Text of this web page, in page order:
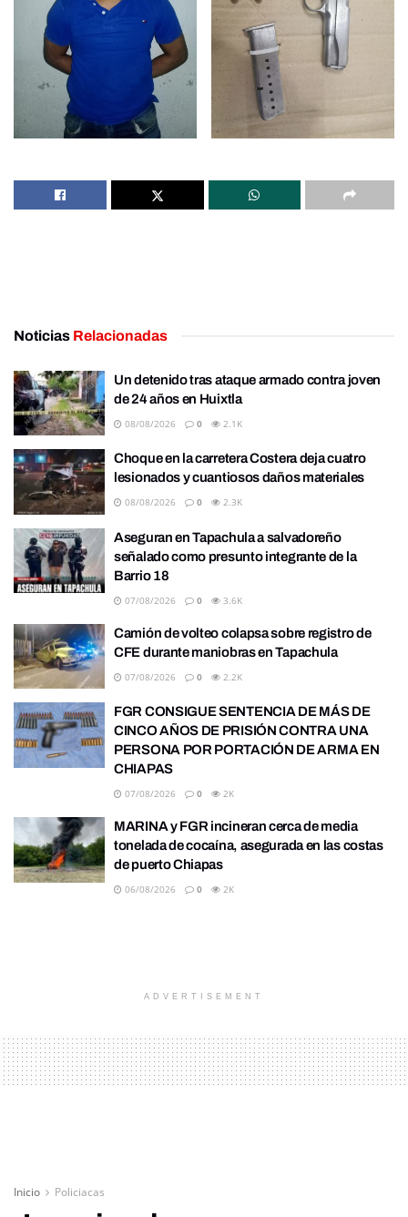
Noticias Relacionadas
Un detenido tras ataque armado contra joven
de 24 años en Huixtla
08/08/2026 0 2.1K
Choque en la carretera Costera deja cuatro
lesionados y cuantiosos daños materiales
08/08/2026 0 2.3K
Aseguran en Tapachula a salvadoreño
señalado como presunto integrante de la
Barrio 18
07/08/2026 0 3.6K
Camión de volteo colapsa sobre registro de
CFE durante maniobras en Tapachula
07/08/2026 0 2.2K
FGR CONSIGUE SENTENCIA DE MÁS DE
CINCO AÑOS DE PRISIÓN CONTRA UNA
PERSONA POR PORTACIÓN DE ARMA EN
CHIAPAS
07/08/2026 0 2K
MARINA y FGR incineran cerca de media
tonelada de cocaína, asegurada en las costas
de puerto Chiapas
06/08/2026 0 2K
ADVERTISEMENT
Inicio Policiacas